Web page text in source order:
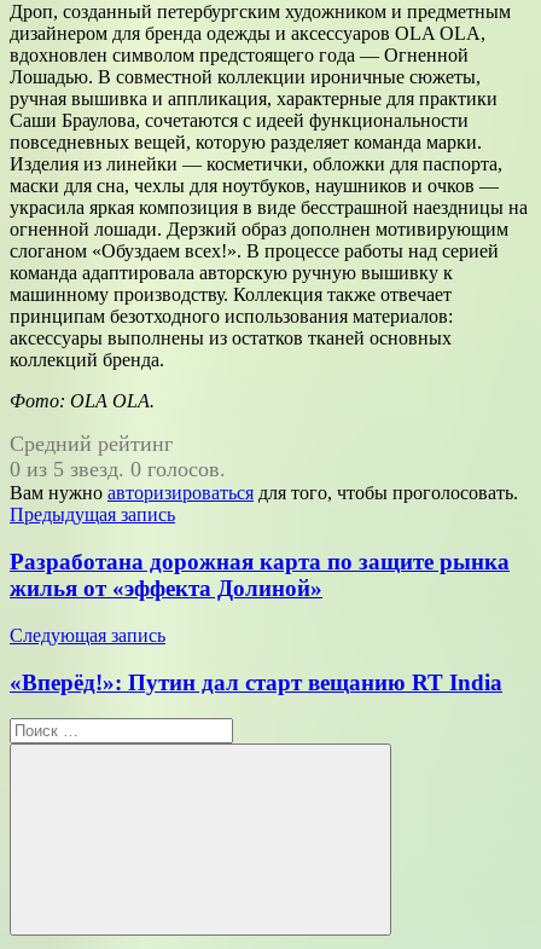
Дроп, созданный петербургским художником и предметным
дизайнером для бренда одежды и аксессуаров OLA OLA,
вдохновлен символом предстоящего года — Огненной
Лошадью. В совместной коллекции ироничные сюжеты,
ручная вышивка и аппликация, характерные для практики
Саши Браулова, сочетаются с идеей функциональности
повседневных вещей, которую разделяет команда марки.
Изделия из линейки — косметички, обложки для паспорта,
маски для сна, чехлы для ноутбуков, наушников и очков —
украсила яркая композиция в виде бесстрашной наездницы на
огненной лошади. Дерзкий образ дополнен мотивирующим
слоганом «Обуздаем всех!». В процессе работы над серией
команда адаптировала авторскую ручную вышивку к
машинному производству. Коллекция также отвечает
принципам безотходного использования материалов:
аксессуары выполнены из остатков тканей основных
коллекций бренда.
Фото: OLA OLA.
Средний рейтинг
0 из 5 звезд. 0 голосов.
Вам нужно авторизироваться для того, чтобы проголосовать.
Навигация
по
записям
Предыдущая запись
Разработана дорожная карта по защите рынка
жилья от «эффекта Долиной»
Следующая запись
«Вперёд!»: Путин дал старт вещанию RT India
Поиск
для:
Поиск